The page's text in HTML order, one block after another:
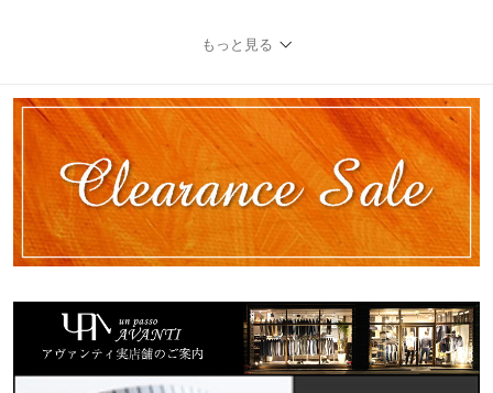
もっと見る